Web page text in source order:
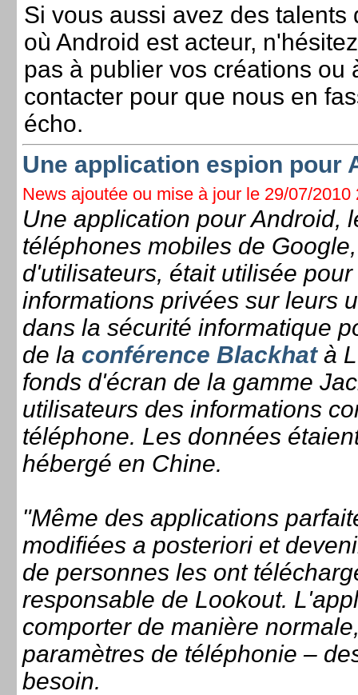
Si vous aussi avez des talents
où Android est acteur,
pas à publier vos créations ou
contacter pour que nous en
écho.
Une application espion pour
News ajoutée ou mise à jour le 29/07/2010
Une application pour Android,
téléphones mobiles de
d'utilisateurs, était utilisée
informations privées sur leurs
dans la sécurité informatique
de la conférence Blackhatà
fonds d'écran de la gamme
utilisateurs des informations
téléphone. Les données
hébergé en Chine.
"Même des applications
modifiées a posteriori et
de personnes les ont
responsable de Lookout.
comporter de manière
paramètres de téléphonie –
besoin.